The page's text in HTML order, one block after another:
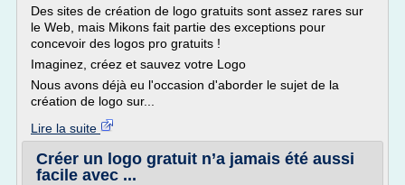
Des sites de création de logo gratuits sont assez rares sur
le Web, mais Mikons fait partie des exceptions pour
concevoir des logos pro gratuits !
Imaginez, créez et sauvez votre Logo
Nous avons déjà eu l'occasion d'aborder le sujet de la
création de logo sur...
Lire la suite
Créer un logo gratuit n’a jamais été aussi
facile avec ...